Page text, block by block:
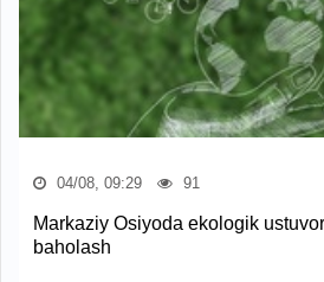
04/08, 09:29 91
Markaziy Osiyoda ekologik
baholash